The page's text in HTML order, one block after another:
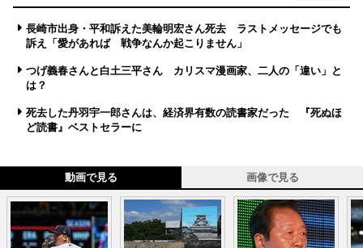
長崎市出身・平和訴えた美輪明宏さん死去 ラストメッセージでも
訴え「愛があれば 戦争なんか起こりません」
つげ義春さんと白土三平さん カリスマ漫画家、二人の「違い」と
は？
死去した丹羽宇一郎さんは、経済界有数の読書家だった 『死ぬほ
ど読書』ベストセラーに
動画で見る 画像で見る